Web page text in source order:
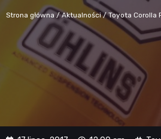
Strona główna /Aktualności/Toyota Corolla